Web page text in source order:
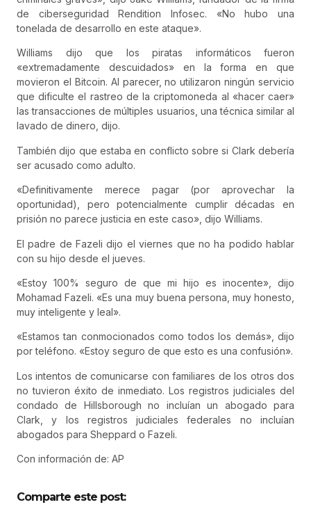
de ciberseguridad Rendition Infosec. «No hubo una
tonelada de desarrollo en este ataque».
Williams dijo que los piratas informáticos fueron
«extremadamente descuidados» en la forma en que
movieron el Bitcoin. Al parecer, no utilizaron ningún servicio
que dificulte el rastreo de la criptomoneda al «hacer caer»
las transacciones de múltiples usuarios, una técnica similar al
lavado de dinero, dijo.
También dijo que estaba en conflicto sobre si Clark debería
ser acusado como adulto.
«Definitivamente merece pagar (por aprovechar la
oportunidad), pero potencialmente cumplir décadas en
prisión no parece justicia en este caso», dijo Williams.
El padre de Fazeli dijo el viernes que no ha podido hablar
con su hijo desde el jueves.
«Estoy 100% seguro de que mi hijo es inocente», dijo
Mohamad Fazeli. «Es una muy buena persona, muy honesto,
muy inteligente y leal».
«Estamos tan conmocionados como todos los demás», dijo
por teléfono. «Estoy seguro de que esto es una confusión».
Los intentos de comunicarse con familiares de los otros dos
no tuvieron éxito de inmediato. Los registros judiciales del
condado de Hillsborough no incluían un abogado para
Clark, y los registros judiciales federales no incluían
abogados para Sheppard o Fazeli.
Con información de: AP
Comparte este post: